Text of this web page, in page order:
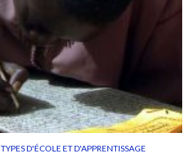
TYPES D'ÉCOLE ET D'APPRENTISSAGE